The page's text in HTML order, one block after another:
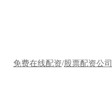
股票配资公司
/
免费在线配资